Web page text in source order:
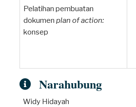
Pelatihan pembuatan
dokumen plan of action:
konsep
Narahubung
Widy Hidayah